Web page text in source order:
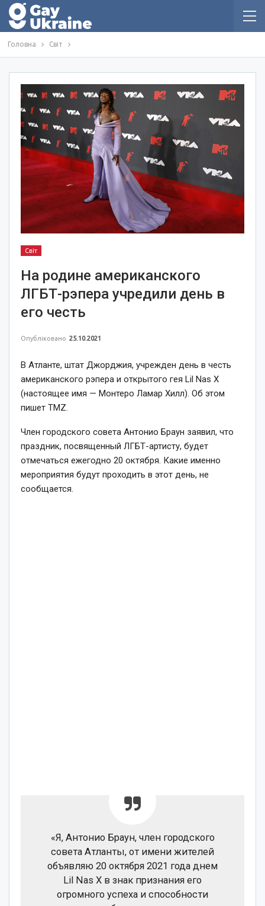
Головна Світ
Світ
На родине американского
ЛГБТ-рэпера учредили день в
его честь
Опубліковано 25.10.2021
В Атланте, штат Джорджия, учрежден день в честь
американского рэпера и открытого гея Lil Nas X
(настоящее имя — Монтеро Ламар Хилл). Об этом
пишет TMZ.
Член городского совета Антонио Браун заявил, что
праздник, посвященный ЛГБТ-артисту, будет
отмечаться ежегодно 20 октября. Какие именно
мероприятия будут проходить в этот день, не
сообщается.
«Я, Антонио Браун, член городского
совета Атланты, от имени жителей
объявляю 20 октября 2021 года днем
Lil Nas X в знак признания его
огромного успеха и способности